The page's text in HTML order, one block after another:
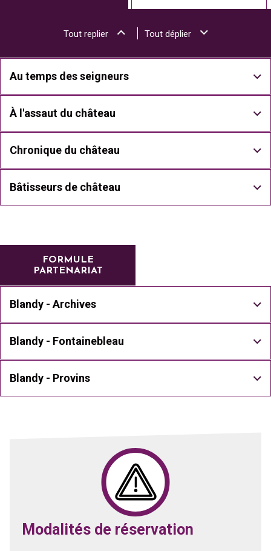
Tout replier Tout déplier
Au temps des seigneurs
À l'assaut du château
Chronique du château
Bâtisseurs de château
FORMULE
PARTENARIAT
Blandy - Archives
Blandy - Fontainebleau
Blandy - Provins
Modalités de réservation